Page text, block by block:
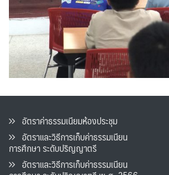
อัตราค่าธรรมเนียมห้องประชุม
อัตราและวิธีการเก็บค่าธรรมเนียน
การศึกษา ระดับปริญญาตรี
อัตราและวิธีการเก็บค่าธรรมเนียน